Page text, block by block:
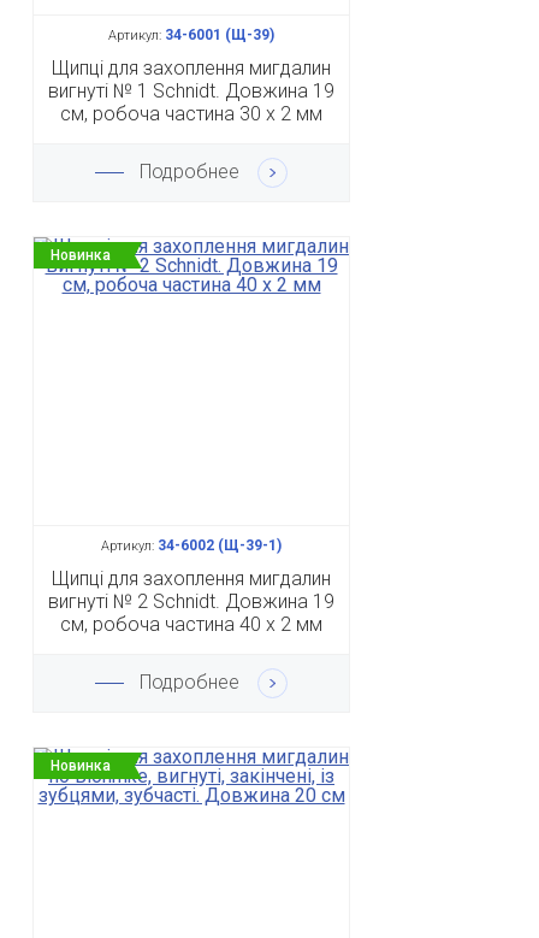
Артикул: 34-6001 (Щ-39)
Щипці для захоплення мигдалин
вигнуті № 1 Schnidt. Довжина 19
см, робоча частина 30 х 2 мм
Подробнее
Новинка
Артикул: 34-6002 (Щ-39-1)
Щипці для захоплення мигдалин
вигнуті № 2 Schnidt. Довжина 19
см, робоча частина 40 х 2 мм
Подробнее
Новинка